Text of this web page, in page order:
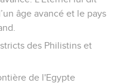
âge avancé et le pays
des Philistins et
de l'Egypte